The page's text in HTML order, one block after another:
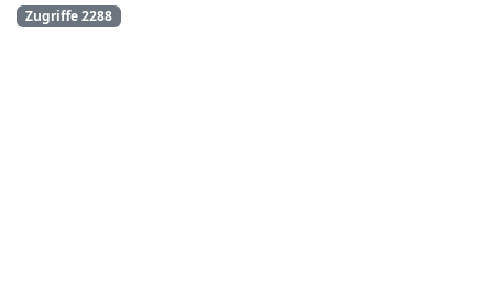
Zugriffe 2288